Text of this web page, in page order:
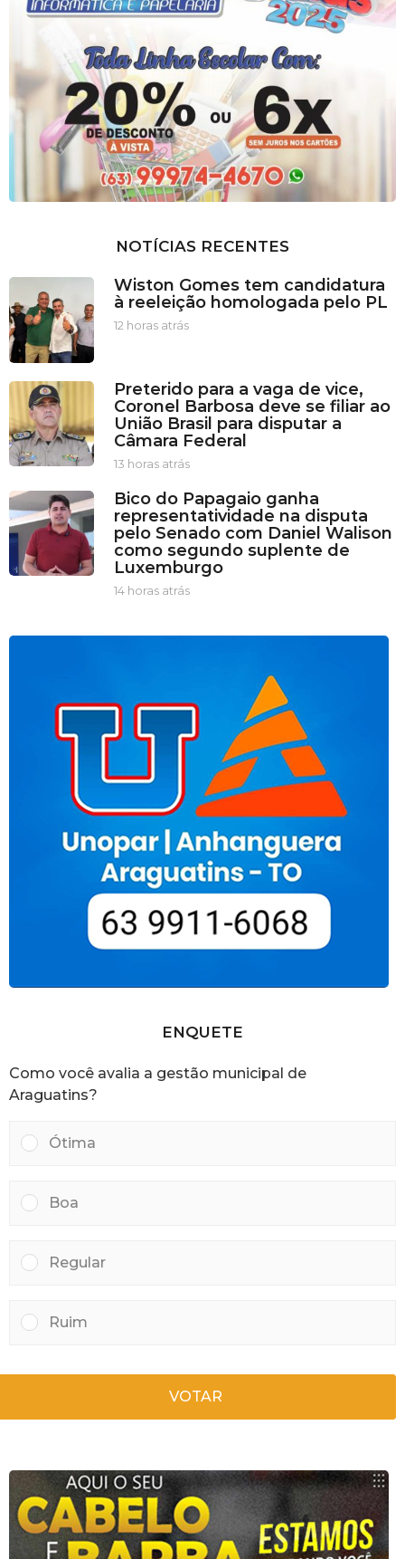
NOTÍCIAS RECENTES
Wiston Gomes tem candidatura
à reeleição homologada pelo PL
12 horas atrás1
r
a
s
a
t
á
s
Preterido para a vaga de vice,
Coronel Barbosa deve se filiar ao
União Brasil para disputar a
Câmara Federal
13 horas atrás1
h
o
r
a
s
á
Bico do Papagaio ganha
representatividade na disputa
pelo Senado com Daniel Walison
como segundo suplente de
Luxemburgo
14 horas atrás1
a
r
ENQUETE
Como você avalia a gestão municipal de
Araguatins?
Ótima
Boa
Regular
Ruim
VOTAR